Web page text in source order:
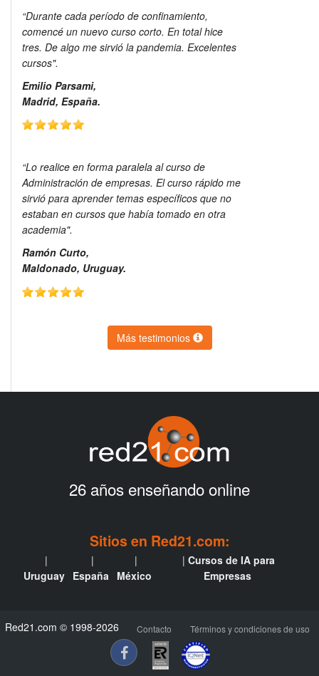
“Durante cada período de confinamiento,
comencé un nuevo curso corto. En total hice
tres. De algo me sirvió la pandemia. Excelentes
cursos".
Emilio Parsami,
Madrid, España.
“Lo realice en forma paralela al curso de
Administración de empresas. El curso rápido me
sirvió para aprender temas específicos que no
estaban en cursos que había tomado en otra
academia".
Ramón Curto,
Maldonado, Uruguay.
Más testimonios
26 años enseñando online
Sitios en Red21.com:
Uruguay España México
Cursos de IA para
Empresas
Red21.com © 1998-2026 Contacto Términos y condiciones de uso